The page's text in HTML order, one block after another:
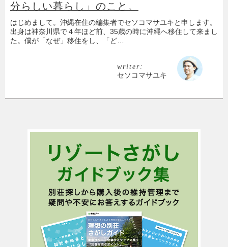
分らしい暮らし」のこと。
はじめまして。沖縄在住の編集者でセソコマサユキと申します。
出身は神奈川県で４年ほど前、35歳の時に沖縄へ移住して来まし
た。僕が「なぜ」移住をし、「ど…
writer:
セソコマサユキ